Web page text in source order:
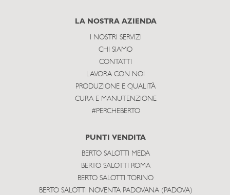
subscribe
LA NOSTRA AZIENDA
I NOSTRI SERVIZI
CHI SIAMO
CONTATTI
LAVORA CON NOI
PRODUZIONE E QUALITÀ
CURA E MANUTENZIONE
#PERCHEBERTO
PUNTI VENDITA
BERTO SALOTTI MEDA
BERTO SALOTTI ROMA
BERTO SALOTTI TORINO
BERTO SALOTTI NOVENTA PADOVANA (PADOVA)